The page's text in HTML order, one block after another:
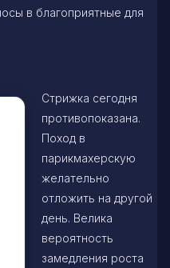
в благоприятные для
Стрижка сегодня
противопоказана.
Поход в
парикмахерскую
желательно
отложить на другой
день. Велика
вероятность
замедления роста